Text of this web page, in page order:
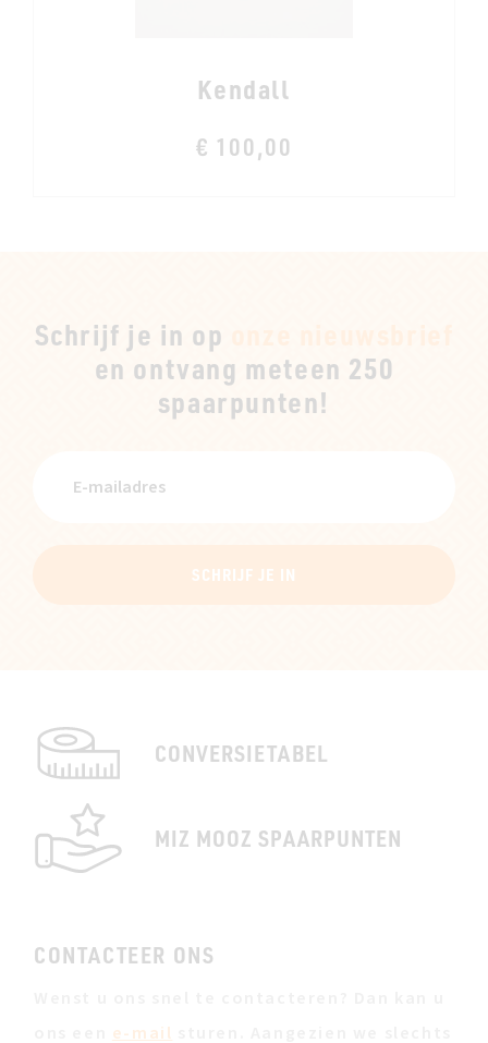
Kendall
€ 100,00
Schrijf je in op
en ontvang meteen 250
spaarpunten!
SCHRIJF JE IN
CONVERSIETABEL
MIZ MOOZ SPAARPUNTEN
CONTACTEER ONS
e-mail